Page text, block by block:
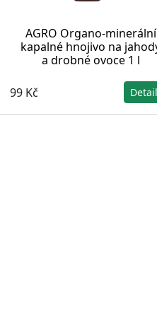
AGRO Organo-minerální
kapalné hnojivo na
a drobné ovoce 1 l
99 Kč Detail